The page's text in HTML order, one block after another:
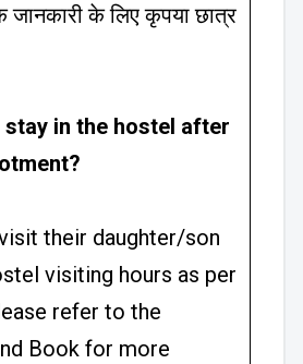
के लिए कृपया छात्र
stay in the hostel after
their daughter/son
visiting hours as per
refer to the
Book for more